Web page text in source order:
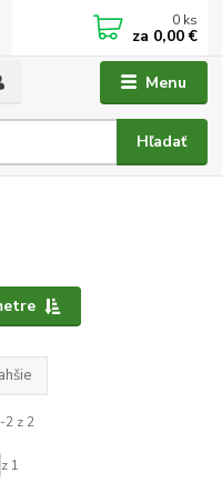
Menu
Hľadať
0 ks
za 0,00 €
2 z 2
z 1